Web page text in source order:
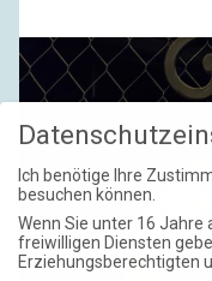
Ich benötige Ihre
besuchen können.
Wenn Sie unter 16 Jahre
freiwilligen Diensten
Erziehungsberechtigten